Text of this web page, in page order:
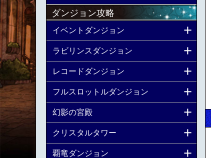
ダンジョン攻略
イベントダンジョン
ラビリンスダンジョン
レコードダンジョン
フルスロットルダンジョン
幻影の宮殿
クリスタルタワー
覇竜ダンジョン